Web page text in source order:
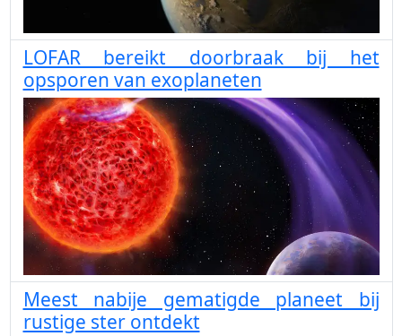
LOFAR bereikt doorbraak bij het
opsporen van exoplaneten
Meest nabije gematigde planeet bij
rustige ster ontdekt